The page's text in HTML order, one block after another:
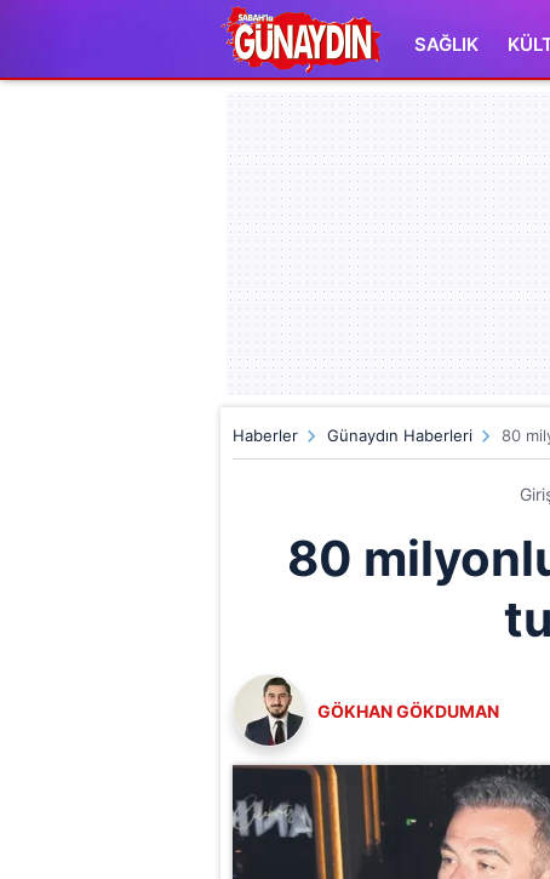
SAĞLIK
Haberler Günaydın Haberleri 80
80
GÖKHAN GÖKDUMAN